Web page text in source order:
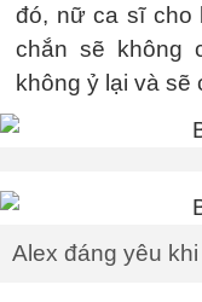
đó, nữ ca sĩ cho
chắn sẽ không
không ỷ lại và
Alex đáng yêu